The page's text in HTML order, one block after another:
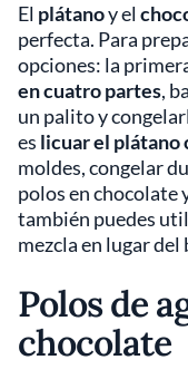
El plátanoy el
perfecta. Para
opciones: la
en cuatro partes,
un palito y
es licuar el plátano
moldes, congelar
polos en chocolate
también puedes
mezcla en lugar
Polos de
chocolate